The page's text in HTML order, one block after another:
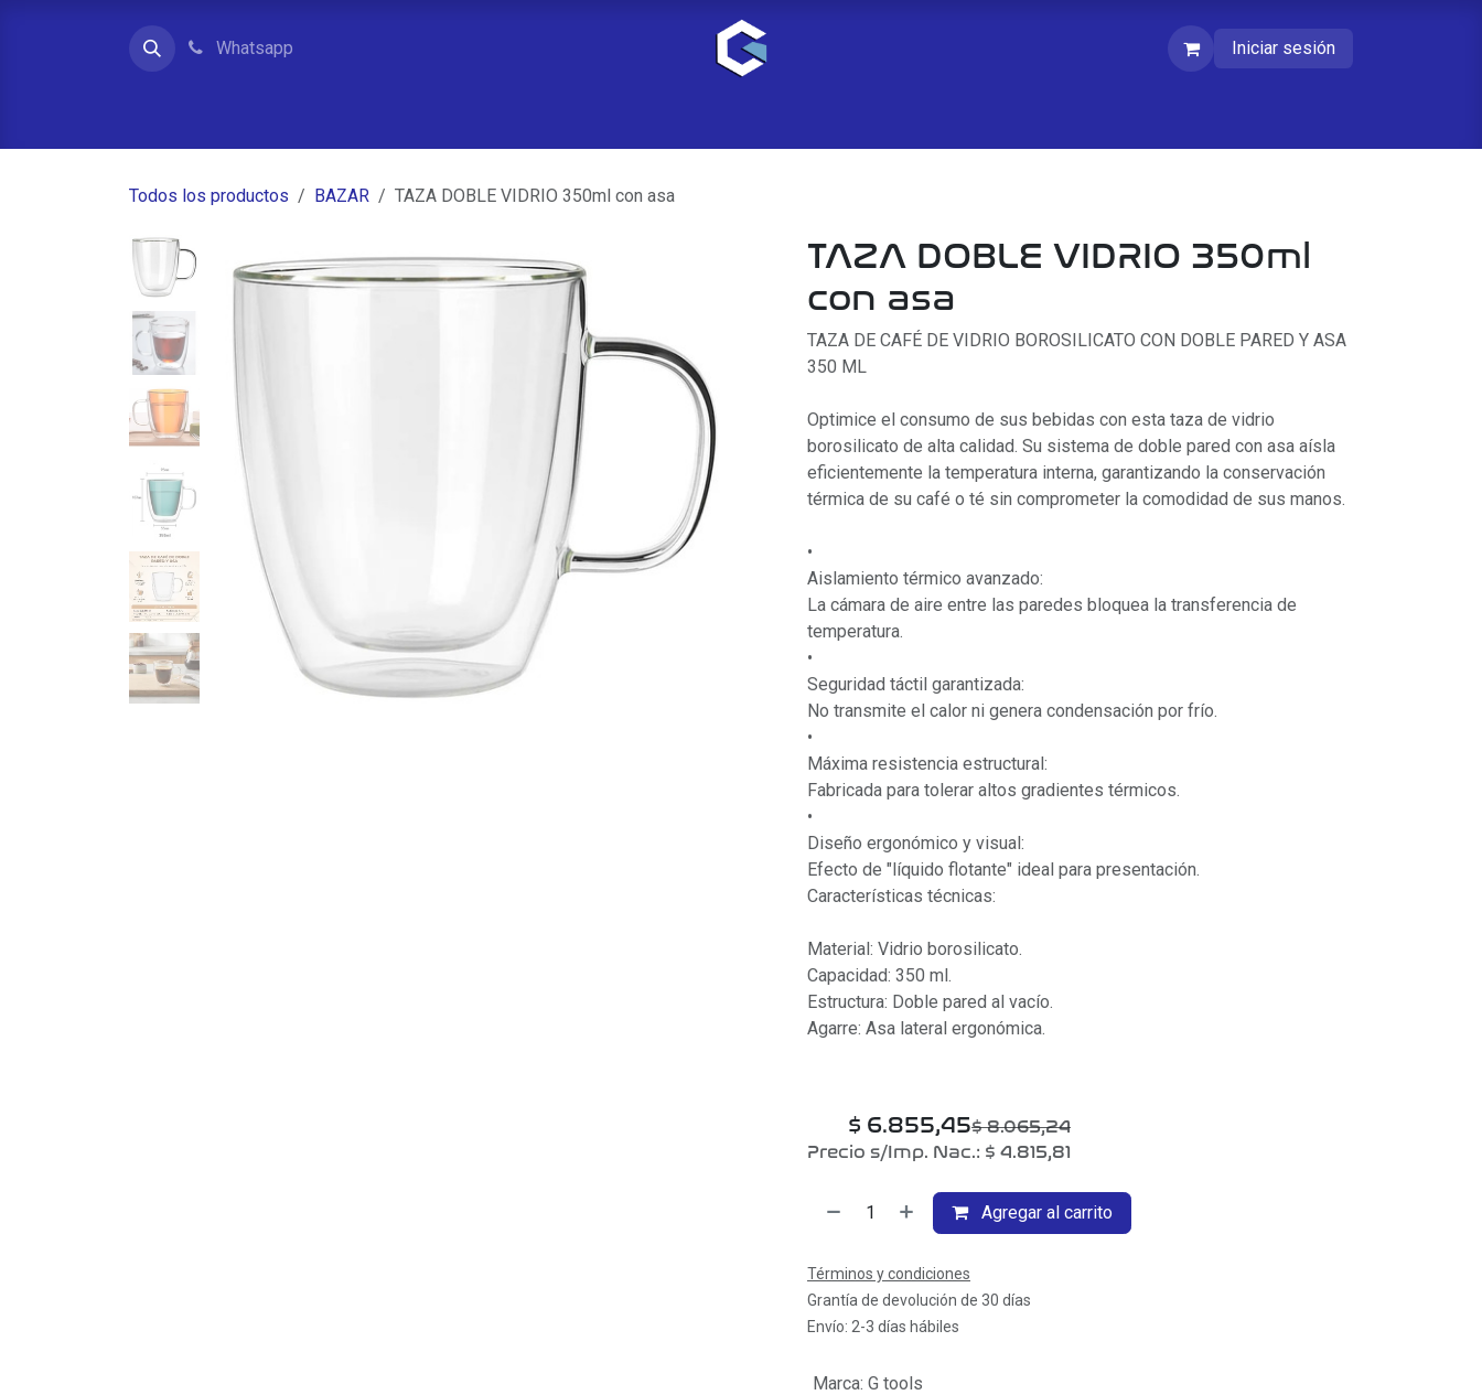
Whatsapp
Iniciar sesión
Todos los productos BAZAR TAZA DOBLE VIDRIO 350ml con asa
TAZA DOBLE VIDRIO 350ml
con asa
TAZA DE CAFÉ DE VIDRIO BOROSILICATO CON DOBLE PARED Y ASA
350 ML
Optimice el consumo de sus bebidas con esta taza de vidrio
borosilicato de alta calidad. Su sistema de doble pared con asa aísla
eficientemente la temperatura interna, garantizando la conservación
térmica de su café o té sin comprometer la comodidad de sus manos.
•
Aislamiento térmico avanzado:
La cámara de aire entre las paredes bloquea la transferencia de
temperatura.
•
Seguridad táctil garantizada:
No transmite el calor ni genera condensación por frío.
•
Máxima resistencia estructural:
Fabricada para tolerar altos gradientes térmicos.
•
Diseño ergonómico y visual:
Efecto de "líquido flotante" ideal para presentación.
Características técnicas:
Material: Vidrio borosilicato.
Capacidad: 350 ml.
Estructura: Doble pared al vacío.
Agarre: Asa lateral ergonómica.
$ 6.855,45$8.065,24
Precio s/Imp. Nac.: $ 4.815,81
Agregar al carrito
Términos y condiciones
Grantía de devolución de 30 días
Envío: 2-3 días hábiles
Marca: G tools